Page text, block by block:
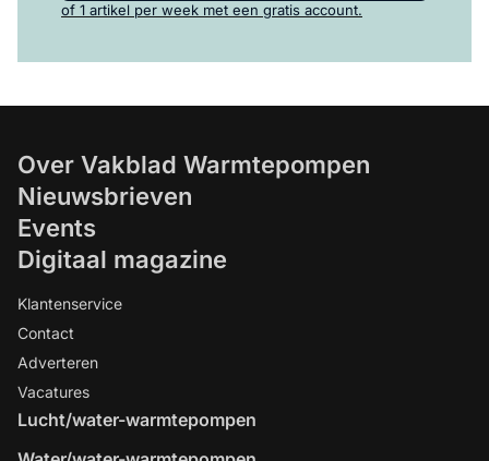
of 1 artikel per week met een gratis account.
Over Vakblad Warmtepompen
Nieuwsbrieven
Events
Digitaal magazine
Klantenservice
Contact
Adverteren
Vacatures
Lucht/water-warmtepompen